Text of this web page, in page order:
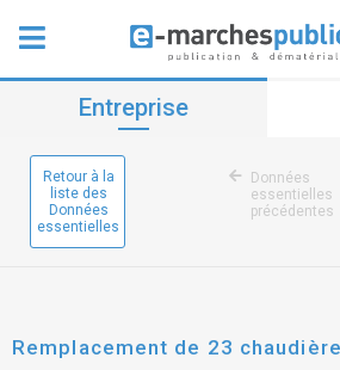
Entreprise
Retour à la
liste des
Données
essentielles
Données
essentielles
précédentes
Remplacement de 23